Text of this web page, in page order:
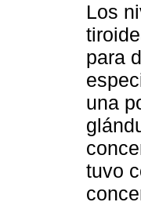
Los
para
una
tuvo